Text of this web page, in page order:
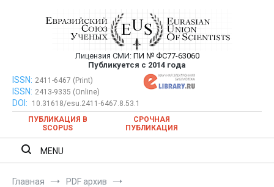
Евразийский Союз Ученых —
публикация научных статей в
ежемесячном научном журнале
Лицензия СМИ: ПИ № ФС77-63060
Публикуется с 2014 года
Евразийский Союз Ученых — публикация научных статей в
ежемесячном научном журнале
ISSN: 2411-6467 (Print)
ISSN: 2413-9335 (Online)
DOI:
10.31618/esu.2411-6467.8.53.1
ПУБЛИКАЦИЯ В
SCOPUS
СРОЧНАЯ
ПУБЛИКАЦИЯ
MENU
Главная
PDF архив